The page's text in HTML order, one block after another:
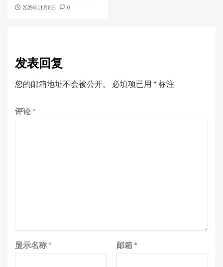
2025年11月8日 0
发表回复
您的邮箱地址不会被公开。 必填项已用 * 标注
评论 *
显示名称 * 邮箱 *